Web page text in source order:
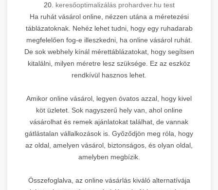
20. keresőoptimalizálás prohardver.hu test
Ha ruhát vásárol online, nézzen utána a méretezési
táblázatoknak. Nehéz lehet tudni, hogy egy ruhadarab
megfelelően fog-e illeszkedni, ha online vásárol ruhát.
De sok webhely kínál mérettáblázatokat, hogy segítsen
kitalálni, milyen méretre lesz szüksége. Ez az eszköz
rendkívül hasznos lehet.
Amikor online vásárol, legyen óvatos azzal, hogy kivel
köt üzletet. Sok nagyszerű hely van, ahol online
vásárolhat és remek ajánlatokat találhat, de vannak
gátlástalan vállalkozások is. Győződjön meg róla, hogy
az oldal, amelyen vásárol, biztonságos, és olyan oldal,
amelyben megbízik.
Összefoglalva, az online vásárlás kiváló alternatívája